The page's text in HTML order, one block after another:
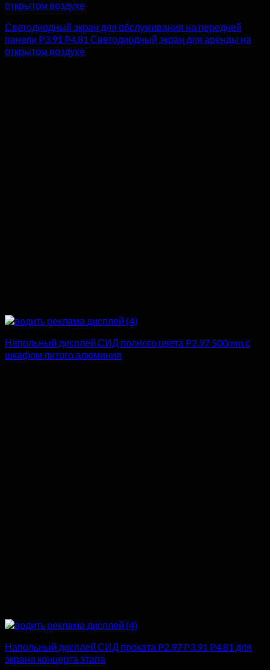
Светодиодный экран для обслуживания на передней
панели P3.91 P4.81 Светодиодный экран для аренды на
открытом воздухе
Напольный дисплей СИД полного цвета P2.97 500mm с
шкафом литого алюминия
Напольный дисплей СИД проката P2.97 P3.91 P4.81 для
экрана концерта этапа